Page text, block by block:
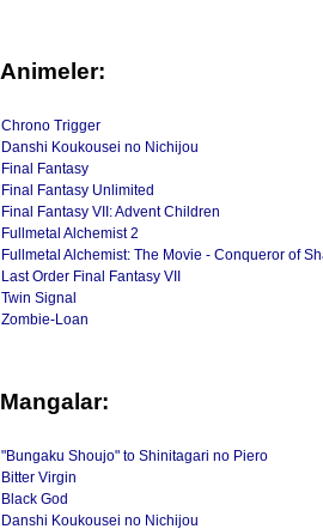
Animeler:
Chrono Trigger
Danshi Koukousei no Nichijou
Final Fantasy
Final Fantasy Unlimited
Final Fantasy VII: Advent Children
Fullmetal Alchemist 2
Fullmetal Alchemist: The Movie - Conqueror of
Last Order Final Fantasy VII
Twin Signal
Zombie-Loan
Mangalar:
"Bungaku Shoujo" to Shinitagari no Piero
Bitter Virgin
Black God
Danshi Koukousei no Nichijou